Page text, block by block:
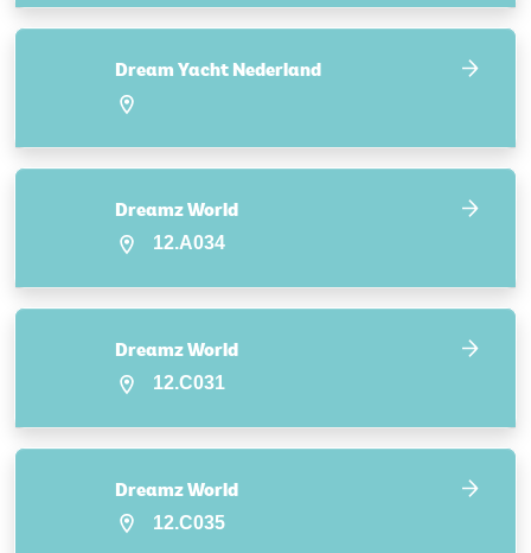
Dream Yacht Nederland
Dreamz World
12.A034
Dreamz World
12.C031
Dreamz World
12.C035